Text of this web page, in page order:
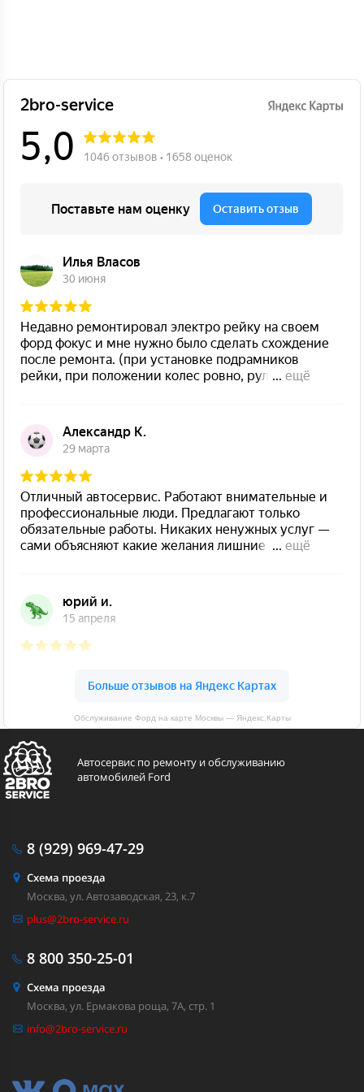
Обслуживание Форд на карте Москвы — Яндекс.Карты
Автосервис по ремонту и обслуживанию
автомобилей Ford
8 (929) 969-47-29
Схема проезда
Москва, ул. Автозаводская, 23, к.7
plus@2bro-service.ru
8 800 350-25-01
Схема проезда
Москва, ул. Ермакова роща, 7А, стр. 1
info@2bro-service.ru